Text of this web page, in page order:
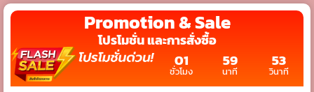
Promotion & Sale
โปรโมชั่น และการสั่งซื้อ
01
ชั่วโมง
59
นาที
52
วินาที